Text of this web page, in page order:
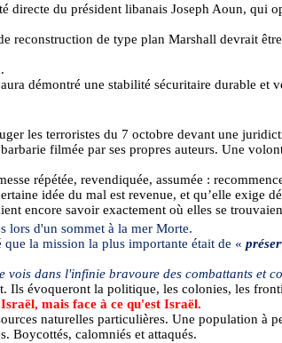
du président libanais Joseph Aoun, qui
de type plan Marshall devrait
démontré une stabilité sécuritaire durable et
les terroristes du 7 octobre devant une
filmée par ses propres auteurs. Une
répétée, revendiquée, assumée :
idée du mal est revenue, et qu’elle exige
encore savoir exactement où elles se
lors d'un sommet à la mer Morte.
la mission la plus importante était de «
dans l'infinie bravoure des combattants et
Ils évoqueront la politique, les colonies, les
mais face à ce qu'est Israël.
naturelles particulières. Une population
Boycottés, calomniés et attaqués.